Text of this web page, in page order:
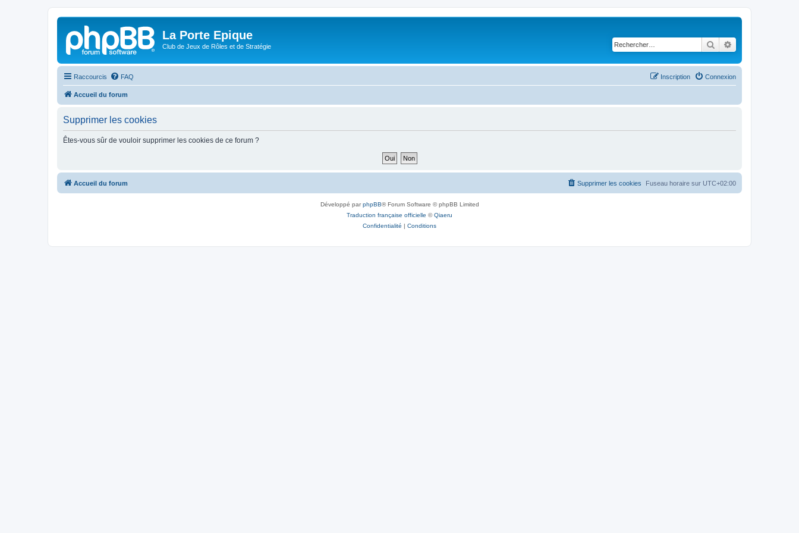
La Porte Epique
Club de Jeux de Rôles et de Stratégie Rechercher
Raccourcis FAQ Connexion
Inscription
Accueil du forum
Supprimer les cookies
Êtes-vous sûr de vouloir supprimer les cookies de ce forum ?
Accueil du forum Fuseau horaire sur UTC+02:00
Supprimer les cookies
Développé parphpBB® Forum Software © phpBB Limited
Traduction française officielle ©Qiaeru
Confidentialité | Conditions